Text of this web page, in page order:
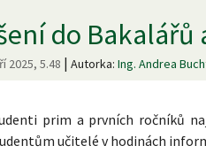
do Bakalářů
2025, 5.48 | Autorka: Ing. Andrea
prim a prvních ročníků
učitelé v hodinách